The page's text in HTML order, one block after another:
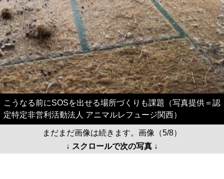
こうなる前にSOSを出せる場所づくりも課題（写真提供＝認
定特定非営利活動法人 アニマルレフュージ関西）
まだまだ画像は続きます。画像（5/8）
↓ スクロールで次の写真 ↓